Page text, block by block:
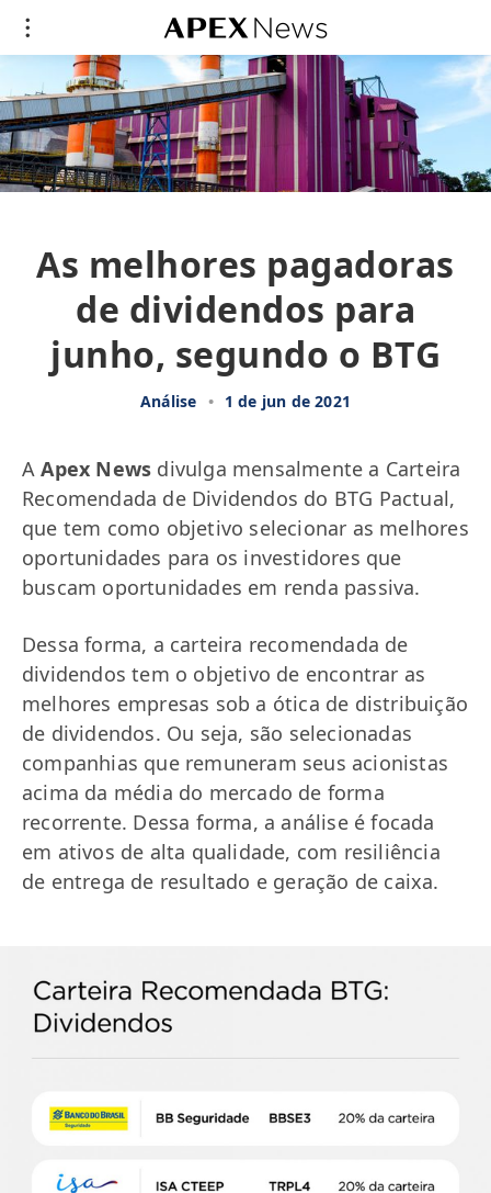
As melhores pagadoras
de dividendos para
junho, segundo o BTG
Análise • 1 de jun de 2021
AApex News divulga mensalmente a Carteira
Recomendada de Dividendos do BTG Pactual,
que tem como objetivo selecionar as melhores
oportunidades para os investidores que
buscam oportunidades em renda passiva.
Dessa forma, a carteira recomendada de
dividendos tem o objetivo de encontrar as
melhores empresas sob a ótica de distribuição
de dividendos. Ou seja, são selecionadas
companhias que remuneram seus acionistas
acima da média do mercado de forma
recorrente. Dessa forma, a análise é focada
em ativos de alta qualidade, com resiliência
de entrega de resultado e geração de caixa.